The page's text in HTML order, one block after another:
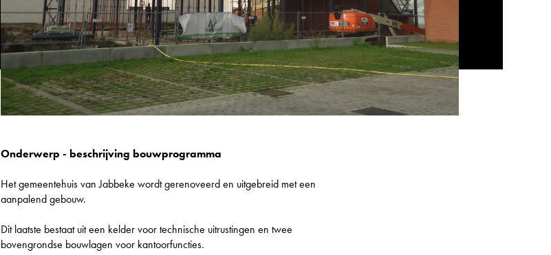
Onderwerp - beschrijving bouwprogramma
Het gemeentehuis van Jabbeke wordt gerenoveerd en uitgebreid met een
aanpalend gebouw.
Dit laatste bestaat uit een kelder voor technische uitrustingen en twee
bovengrondse bouwlagen voor kantoorfuncties.